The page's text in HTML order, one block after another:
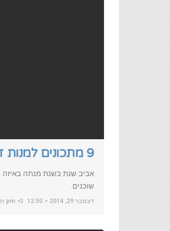
9 מתכונים למנות דגים שחייבים לטעום
אביב שנת בשנת מנתה באיזה
שוכנים.
דצמבר 29, 2014 12:50 pm 3 תגובות